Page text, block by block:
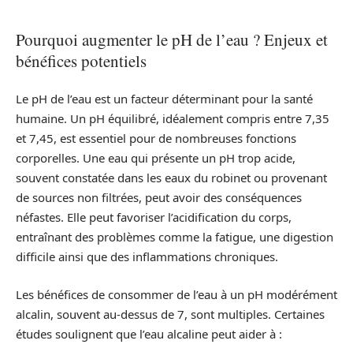
Pourquoi augmenter le pH de l’eau ? Enjeux et
bénéfices potentiels
Le pH de l’eau est un facteur déterminant pour la santé
humaine. Un pH équilibré, idéalement compris entre 7,35
et 7,45, est essentiel pour de nombreuses fonctions
corporelles. Une eau qui présente un pH trop acide,
souvent constatée dans les eaux du robinet ou provenant
de sources non filtrées, peut avoir des conséquences
néfastes. Elle peut favoriser l’acidification du corps,
entraînant des problèmes comme la fatigue, une digestion
difficile ainsi que des inflammations chroniques.
Les bénéfices de consommer de l’eau à un pH modérément
alcalin, souvent au-dessus de 7, sont multiples. Certaines
études soulignent que l’eau alcaline peut aider à :